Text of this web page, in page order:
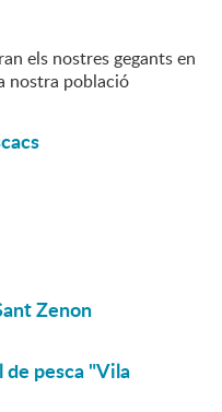
els nostres gegants en
nostra població
Zenon
pesca "Vila